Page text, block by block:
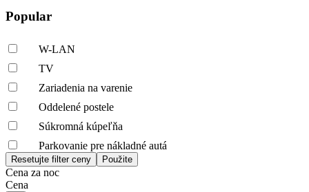
Popular
W-LAN
TV
Zariadenia na varenie
Oddelené postele
Súkromná kúpeľňa
Parkovanie pre nákladné autá
Cena za noc
Cena